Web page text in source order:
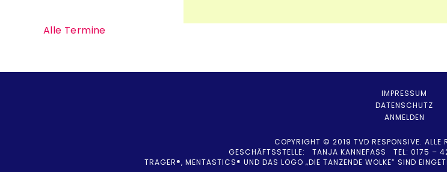
Alle Termine
IMPRESSUM
DATENSCHUTZ
ANMELDEN
COPYRIGHT © 2019 TVD RESPONSIVE. ALLE
GESCHÄFTSSTELLE: TANJA KANNEFASS TEL: 0175 –
TRAGER®, MENTASTICS® UND DAS LOGO „DIE TANZENDE WOLKE” SIND